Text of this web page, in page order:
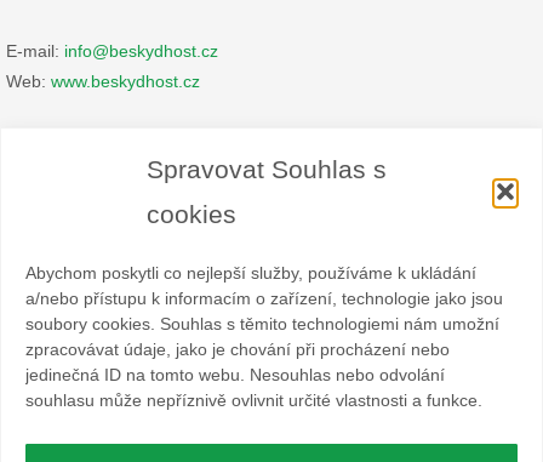
Spravovat Souhlas s
cookies
Abychom poskytli co nejlepší služby, používáme k ukládání
a/nebo přístupu k informacím o zařízení, technologie jako jsou
soubory cookies. Souhlas s těmito technologiemi nám umožní
zpracovávat údaje, jako je chování při procházení nebo
jedinečná ID na tomto webu. Nesouhlas nebo odvolání
souhlasu může nepříznivě ovlivnit určité vlastnosti a funkce.
E-mail: info@beskydhost.cz
Web: www.beskydhost.cz
Spolek BESKYDHOST je dobrovolný svazek fyzických a
právnických osob podnikajících v hostinské živnosti
a příbuzných oborech v oblasti cestovního ruchu. Místem